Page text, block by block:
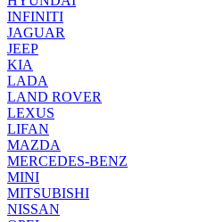
INFINITI
JAGUAR
JEEP
KIA
LADA
LAND ROVER
LEXUS
LIFAN
MAZDA
MERCEDES-BENZ
MINI
MITSUBISHI
NISSAN